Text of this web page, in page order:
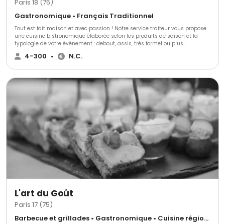
Paris 18 (75)
Gastronomique • Français Traditionnel
Tout est fait maison et avec passion ! Notre service traiteur vous propose
une cuisine bistronomique élaborée selon les produits de saison et la
typologie de votre événement : debout, assis, très formel ou plus
décontracté… Nous travaillons exclusivement des produits frais et ne
servons que des mets transformés par nos soins à partir de matières
événement pour un maximum de saveurs et de fraîcheur. Nos recettes
peuvent également être adaptées à vos besoins spécifiques (sans gluten,
végétarien, sans lactose…) Nous intervenons selon vos besoins : - De 8 à
500 personnes : sur toute la région parisienne (grande et très grande
couronne) - En province à partir de 100 personnes et selon localisation
4-300 • N.C.
L'art du Goût
Paris 17 (75)
Barbecue et grillades • Gastronomique • Cuisine régionale